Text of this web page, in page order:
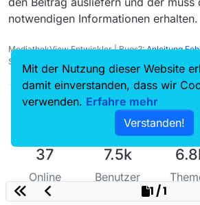
notwendigen Informationen erhalten.
MediathekView Entwickler | Bugs?:Anleitung
Sendungen?:
37
Online
7.5k
Benutzer
1 / 1
Mit der Nutzung dieser Website
damit einverstanden, dass wir
verwenden. Erfahre mehr
Verstanden!